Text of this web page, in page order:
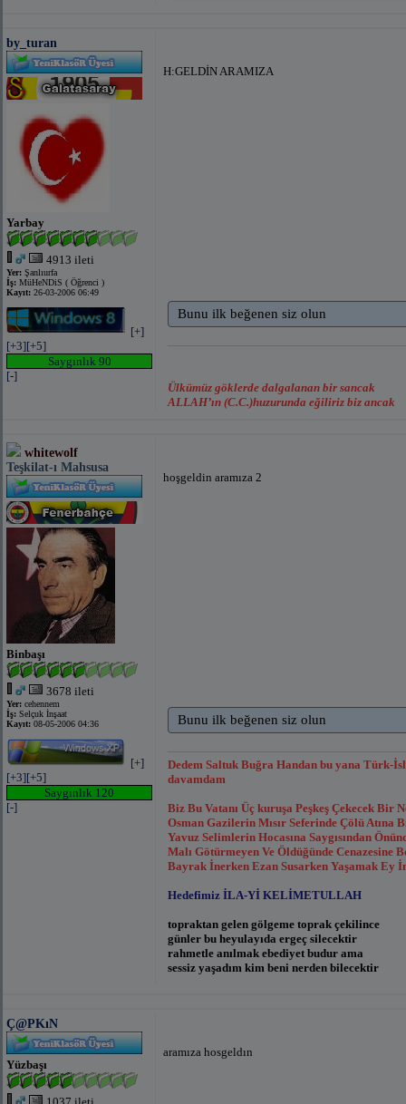
by_turan
Yarbay
4913 ileti
Yer: Şanlıurfa
İş: MüHeNDiS ( Öğrenci )
Kayıt: 26-03-2006 06:49
[+]
[+3][+5]
Saygınlık 90
[-]
H:GELDİN ARAMIZA
Bunu ilk beğenen siz olun
Ülkümüz göklerde dalgalanan bir sancak
ALLAH’ın (C.C.)huzurunda eğiliriz biz ancak
whitewolf
Teşkilat-ı Mahsusa
Binbaşı
3678 ileti
Yer: cehennem
İş: Selçuk İnşaat
Kayıt: 08-05-2006 04:36
[+]
[+3][+5]
Saygınlık 120
[-]
hoşgeldin aramıza 2
Bunu ilk beğenen siz olun
Dedem Saltuk Buğra Handan bu yana Türk-
davamdam
Biz Bu Vatanı Üç kuruşa Peşkeş Çekecek Bir
Osman Gazilerin Mısır Seferinde Çölü Atına
Yavuz Selimlerin Hocasına Saygısından
Malı Götürmeyen Ve Öldüğünde Cenazesine
Bayrak İnerken Ezan Susarken Yaşamak Ey
Hedefimiz İLA-Yİ KELİMETULLAH
topraktan gelen gölgeme toprak çekilince
günler bu heyulayıda ergeç silecektir
rahmetle anılmak ebediyet budur ama
sessiz yaşadım kim beni nerden bilecektir
Mehmedim,sevinin ,başlar yüksekte!
Ç@PKıN
Yüzbaşı
aramıza hosgeldın